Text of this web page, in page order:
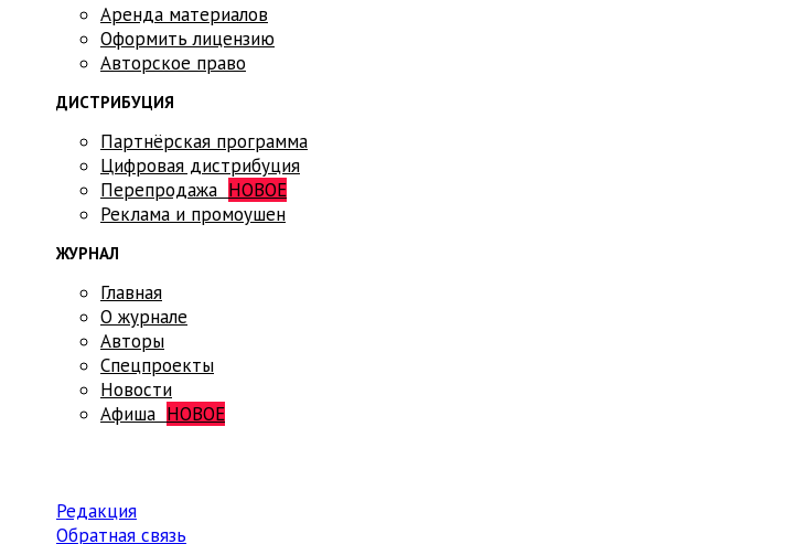
Аренда материалов
Оформить лицензию
Авторское право
ДИСТРИБУЦИЯ
Партнёрская программа
Цифровая дистрибуция
Перепродажа НОВОЕ
Реклама и промоушен
ЖУРНАЛ
Главная
О журнале
Авторы
Спецпроекты
Новости
Афиша НОВОЕ
Редакция
Обратная связь